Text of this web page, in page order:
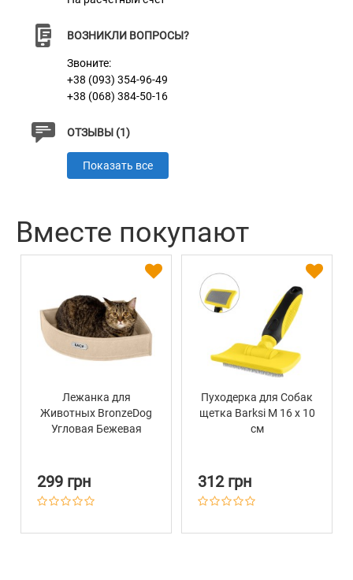
ВОЗНИКЛИ ВОПРОСЫ?
Звоните:
+38 (093) 354-96-49
+38 (068) 384-50-16
ОТЗЫВЫ (1)
Показать все
Вместе покупают
Лежанка для
Животных BronzeDog
Угловая Бежевая
299 грн
Пуходерка для Собак
щетка Barksi M 16 х 10
см
312 грн